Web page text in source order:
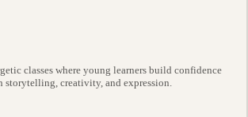
classes where young learners build confidence
storytelling, creativity, and expression.